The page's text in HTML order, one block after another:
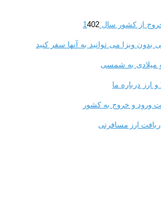
از کشور سال 1 402
بدون ویزا می توانید به آنها سفر کنید
میلادی به شمسی
ارز درباره ما
ورود و خروج به کشور
ارز مسافرتی